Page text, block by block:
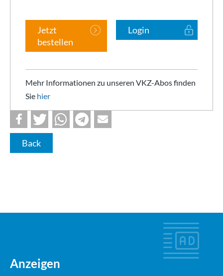
Jetzt
bestellen
Login
Mehr Informationen zu unseren VKZ-Abos finden
Sie hier
Back
Anzeigen